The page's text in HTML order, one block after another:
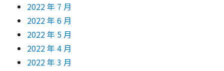
2022 年 7 月
2022 年 6 月
2022 年 5 月
2022 年 4 月
2022 年 3 月